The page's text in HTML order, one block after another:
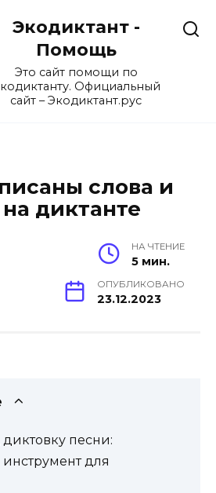
Экодиктант -
Помощь
Это сайт помощи по
Официальный
сайт – Экодиктант.рус
слова и
диктанте
НА ЧТЕНИЕ
5 мин.
ОПУБЛИКОВАНО
23.12.2023
песни:
для